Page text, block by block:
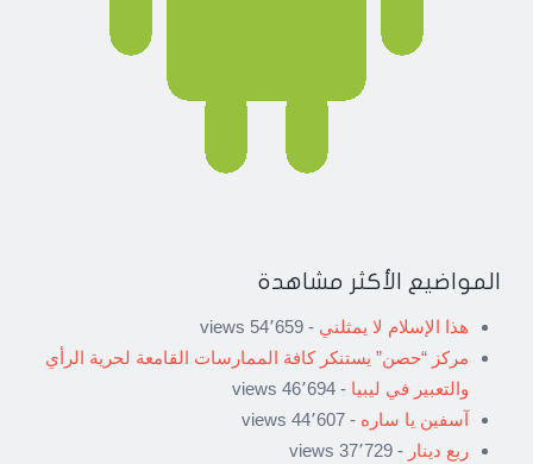
المواضيع الأكثر مشاهدة
هذا الإسلام لا يمثلني - 54٬659 views
مركز “حصن” يستنكر كافة الممارسات القامعة لحرية الرأي
والتعبير في ليبيا - 46٬694 views
آسفين يا ساره - 44٬607 views
ربع دينار - 37٬729 views